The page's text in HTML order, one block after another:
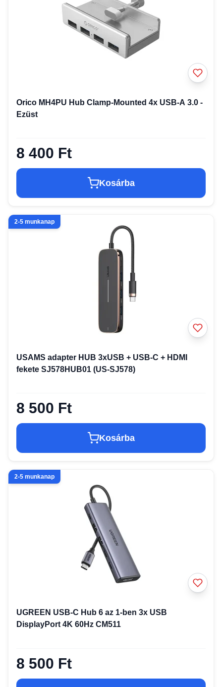
Orico MH4PU Hub Clamp-Mounted 4x USB-A 3.0 -
Ezüst
8 400 Ft
Kosárba
2-5 munkanap
USAMS adapter HUB 3xUSB + USB-C + HDMI
fekete SJ578HUB01 (US-SJ578)
8 500 Ft
Kosárba
2-5 munkanap
UGREEN USB-C Hub 6 az 1-ben 3x USB
DisplayPort 4K 60Hz CM511
8 500 Ft